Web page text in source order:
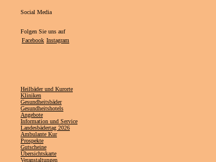
Social Media
Folgen Sie uns auf
Facebook Instagram
Heilbäder und Kurorte
Kliniken
Gesundheitsbäder
Gesundheitshotels
Angebote
Information und Service
Landesbädertag 2026
Ambulante Kur
Prospekte
Gutscheine
Übersichtskarte
Veranstaltungen